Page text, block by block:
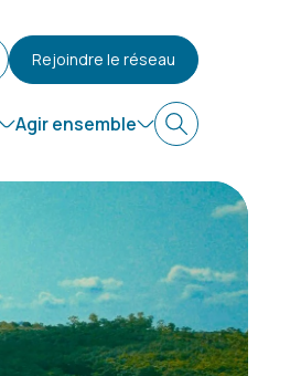
Rejoindre le réseau
Agir ensemble Recherche